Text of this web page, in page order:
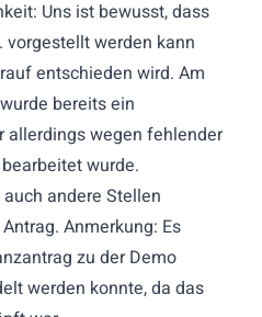
Uns ist bewusst, dass
vorgestellt werden kann
entschieden wird. Am
bereits ein
allerdings wegen fehlender
wurde.
andere Stellen
Anmerkung: Es
zu der Demo
werden konnte, da das